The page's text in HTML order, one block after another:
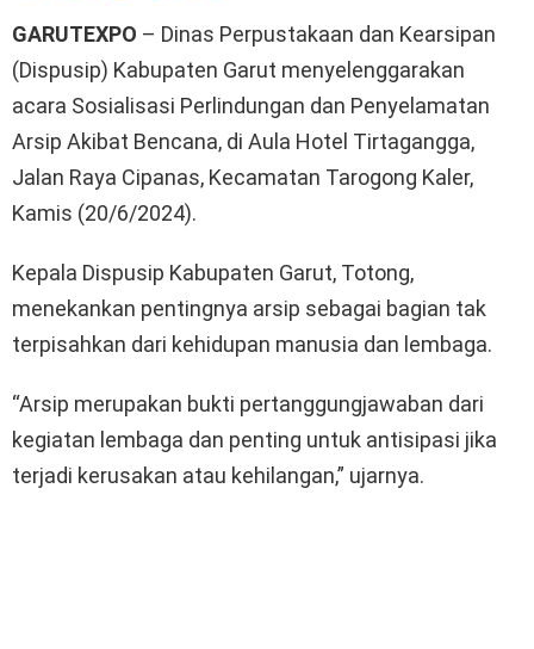
GARUTEXPO – Dinas Perpustakaan dan Kearsipan
(Dispusip) Kabupaten Garut menyelenggarakan
acara Sosialisasi Perlindungan dan Penyelamatan
Arsip Akibat Bencana, di Aula Hotel Tirtagangga,
Jalan Raya Cipanas, Kecamatan Tarogong Kaler,
Kamis (20/6/2024).
Kepala Dispusip Kabupaten Garut, Totong,
menekankan pentingnya arsip sebagai bagian tak
terpisahkan dari kehidupan manusia dan lembaga.
“Arsip merupakan bukti pertanggungjawaban dari
kegiatan lembaga dan penting untuk antisipasi jika
terjadi kerusakan atau kehilangan,” ujarnya.